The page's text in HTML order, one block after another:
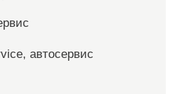
автосервис